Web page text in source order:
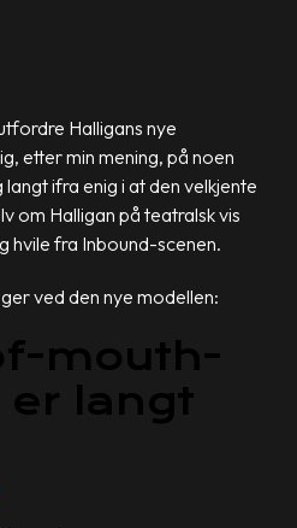
Halligans nye
etter min mening, på noen
ifra enig i at den velkjente
om Halligan på teatralsk vis
hvile fra Inbound-scenen.
ved den nye modellen:
mouth-
langt